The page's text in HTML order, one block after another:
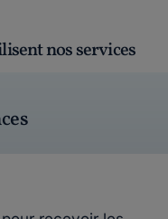
nos services